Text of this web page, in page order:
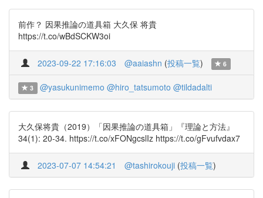
前作？ 因果推論の道具箱 大久保 将貴
https://t.co/wBdSCKW3oi
2023-09-22 17:16:03 @aaiashn (投稿一覧) 6
3 @yasukunimemo @hiro_tatsumoto @tildadalti
大久保将貴（2019）「因果推論の道具箱」『理論と方法』
34(1): 20-34. https://t.co/xFONgcslIz https://t.co/gFvufvdax7
2023-07-07 14:54:21 @tashirokouji (投稿一覧)